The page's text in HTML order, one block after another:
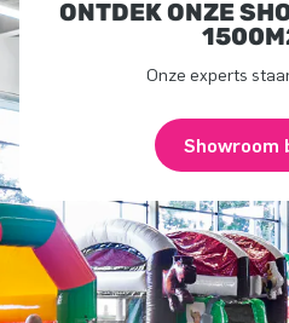
ONTDEK ONZE
Onze experts
Showroom